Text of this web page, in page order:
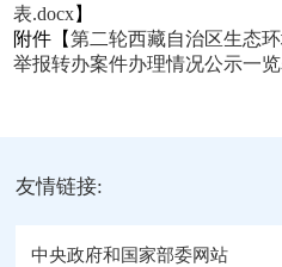
表.docx】
附件【第二轮西藏自治区生态
举报转办案件办理情况公示一
友情链接:
中央政府和国家部委网站